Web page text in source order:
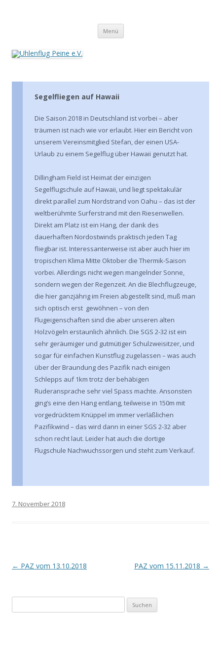
Menü
Segelfliegen auf Hawaii
Die Saison 2018 in Deutschland ist vorbei – aber
träumen ist nach wie vor erlaubt. Hier ein Bericht von
unserem Vereinsmitglied Stefan, der einen USA-
Urlaub zu einem Segelflug über Hawaii genutzt hat.
Dillingham Field ist Heimat der einzigen
Segelflugschule auf Hawaii, und liegt spektakulär
direkt parallel zum Nordstrand von Oahu – das ist der
weltberühmte Surferstrand mit den Riesenwellen.
Direkt am Platz ist ein Hang, der dank des
dauerhaften Nordostwinds praktisch jeden Tag
fliegbar ist. Interessanterweise ist aber auch hier im
tropischen Klima Mitte Oktober die Thermik-Saison
vorbei. Allerdings nicht wegen mangelnder Sonne,
sondern wegen der Regenzeit. An die Blechflugzeuge,
die hier ganzjährig im Freien abgestellt sind, muß man
sich optisch erst gewöhnen – von den
Flugeigenschaften sind die aber unseren alten
Holzvögeln erstaunlich ähnlich. Die SGS 2-32 ist ein
sehr geräumiger und gutmütiger Schulzweisitzer, und
sogar für einfachen Kunstflug zugelassen – was auch
über der Braundung des Pazifik nach einigen
Schlepps auf 1km trotz der behäbigen
Ruderansprache sehr viel Spass machte. Ansonsten
ging’s eine den Hang entlang, teilweise in 150m mit
vorgedrücktem Knüppel im immer verläßlichen
Pazifikwind – das wird dann in einer SGS 2-32 aber
schon recht laut. Leider hat auch die dortige
Flugschule Nachwuchssorgen und steht zum Verkauf.
7. November 2018
Beitragsnavigation
← PAZ vom 13.10.2018 PAZ vom 15.11.2018 →
nach: